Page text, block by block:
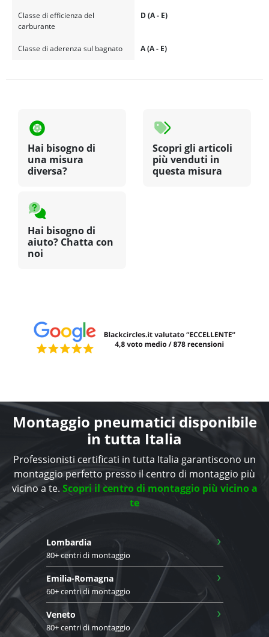
Classe di efficienza del
carburante
D (A - E)
Classe di aderenza sul bagnato A (A - E)
Hai bisogno di
una misura
diversa?
Scopri gli articoli
più venduti in
questa misura
Hai bisogno di
aiuto? Chatta con
noi
Montaggio pneumatici disponibile
in tutta Italia
Professionisti certificati in tutta Italia garantiscono un
montaggio perfetto presso il centro di montaggio più
vicino a te. Scopri il centro di montaggio più vicino a
te
Lombardia
80+ centri di montaggio
›
Emilia-Romagna
60+ centri di montaggio
›
Veneto
80+ centri di montaggio
›